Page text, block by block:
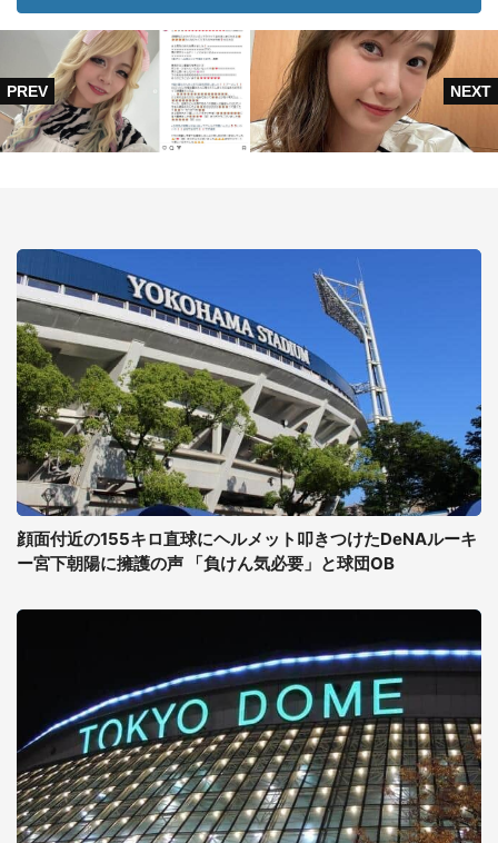
顔面付近の155キロ直球にヘルメット叩きつけたDeNAルーキ
ー宮下朝陽に擁護の声 「負けん気必要」と球団OB